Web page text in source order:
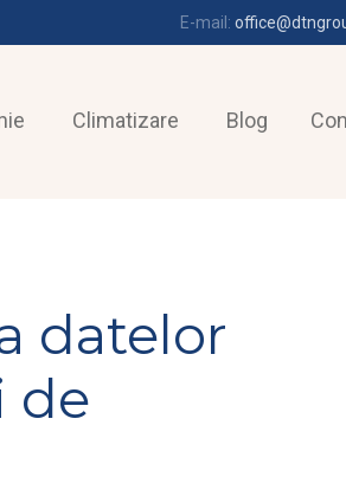
E-mail:
Climatizare Blog
datelor
de